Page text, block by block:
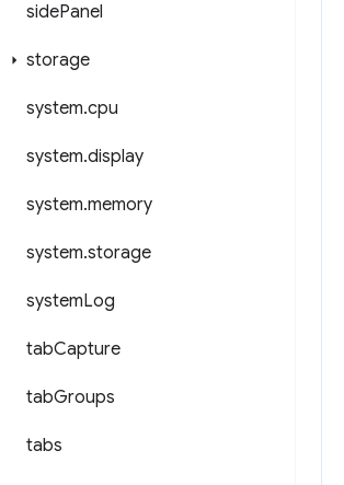
sidePanel
storage
system.cpu
system.display
system.memory
system.storage
systemLog
tabCapture
tabGroups
tabs